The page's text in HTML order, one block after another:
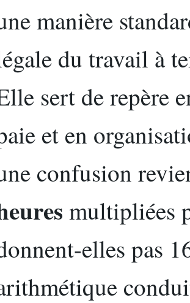
manière
du travail à
sert de repère
et en
confusion
multipliées
elles pas